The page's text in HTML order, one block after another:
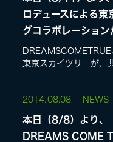
ロデュースによる
グコラボレーション
東京スカイツリーが、
2014. 08.08 NEWS
本日（8/8）より、
DREAMS COME